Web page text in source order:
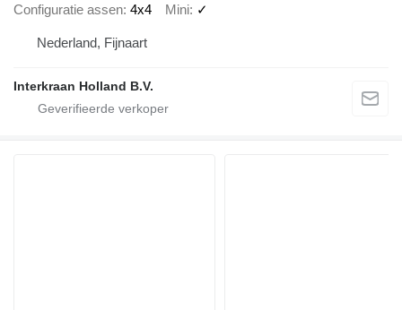
Configuratie assen 4x4 Mini ✓
Nederland, Fijnaart
Interkraan Holland B.V.